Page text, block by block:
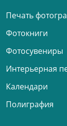
Печать
Фотокниги
Фотосувениры
Интерьерная
Календари
Полиграфия